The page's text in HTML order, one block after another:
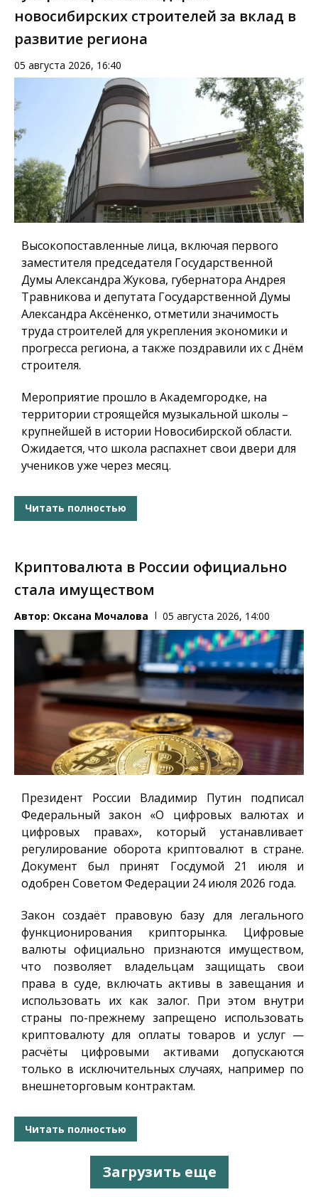
новосибирских строителей за вклад в
развитие региона
05 августа 2026, 16:40
Высокопоставленные лица, включая первого
заместителя председателя Государственной
Думы Александра Жукова, губернатора Андрея
Травникова и депутата Государственной Думы
Александра Аксёненко, отметили значимость
труда строителей для укрепления экономики и
прогресса региона, а также поздравили их с Днём
строителя.
Мероприятие прошло в Академгородке, на
территории строящейся музыкальной школы –
крупнейшей в истории Новосибирской области.
Ожидается, что школа распахнет свои двери для
учеников уже через месяц.
Читать полностью
Криптовалюта в России официально
стала имуществом
Автор: Оксана Мочалова 05 августа 2026, 14:00
Президент России Владимир Путин подписал
Федеральный закон «О цифровых валютах и
цифровых правах», который устанавливает
регулирование оборота криптовалют в стране.
Документ был принят Госдумой 21 июля и
одобрен Советом Федерации 24 июля 2026 года.
Закон создаёт правовую базу для легального
функционирования крипторынка. Цифровые
валюты официально признаются имуществом,
что позволяет владельцам защищать свои
права в суде, включать активы в завещания и
использовать их как залог. При этом внутри
страны по-прежнему запрещено использовать
криптовалюту для оплаты товаров и услуг —
расчёты цифровыми активами допускаются
только в исключительных случаях, например по
внешнеторговым контрактам.
Читать полностью
Загрузить еще